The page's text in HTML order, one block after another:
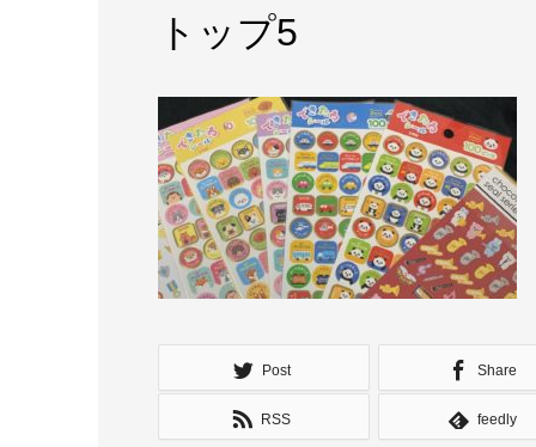
トップ5
Post Share
RSS feedly